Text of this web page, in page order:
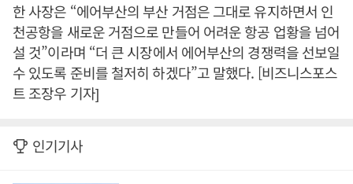
한 사장은 “에어부산의 부산 거점은 그대로 유지하면서 인
천공항을 새로운 거점으로 만들어 어려운 항공 업황을 넘어
설 것”이라며 “더 큰 시장에서 에어부산의 경쟁력을 선보일
수 있도록 준비를 철저히 하겠다”고 말했다. [비즈니스포스
트 조장우 기자]
인기기사